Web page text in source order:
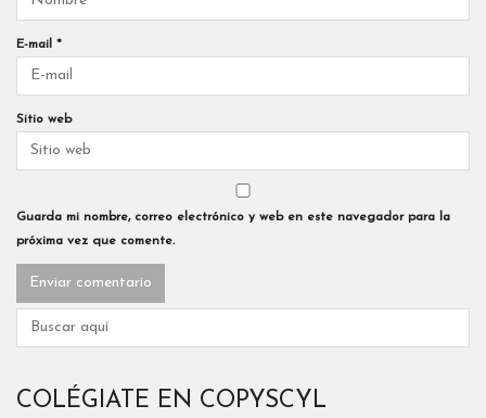
E-mail *
Sitio web
Guarda mi nombre, correo electrónico y web en este navegador para la
próxima vez que comente.
COLÉGIATE EN COPYSCYL